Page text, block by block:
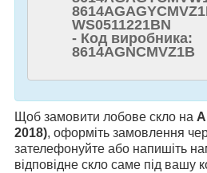
WS0511221BN
- Код виробника:
8614AGNCMVZ1B
Щоб замовити лобове скло на
2018), оформіть замовлення
зателефонуйте або напишіть
відповідне скло саме під вашу